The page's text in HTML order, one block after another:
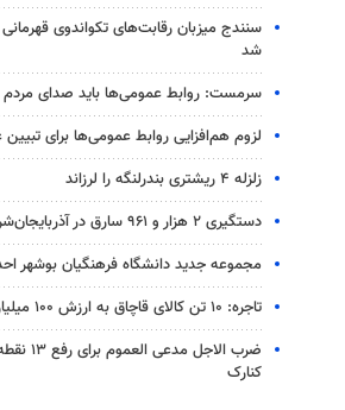
سنندج میزبان رقابت‌های تکواندوی
شد
سرمست: روابط عمومی‌ها باید صدای مردم
لزوم هم‌افزایی روابط‌ عمومی‌ها برای
زلزله ۴ ریشتری بندرلنگه را لرزاند
دستگیری ۲ هزار و ۹۶۱ سارق در آذربایجان‌شرقی
مجموعه جدید دانشگاه فرهنگیان بوشهر
تاجره: ۱۰ تن کالای قاچاق به ارزش ۱۰۰ میلیارد ریال در اراک کشف شد
ضرب
کنارک